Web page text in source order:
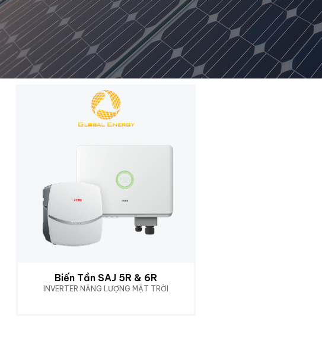
Biến Tần SAJ 5R & 6R
INVERTER NĂNG LƯỢNG MẶT TRỜI